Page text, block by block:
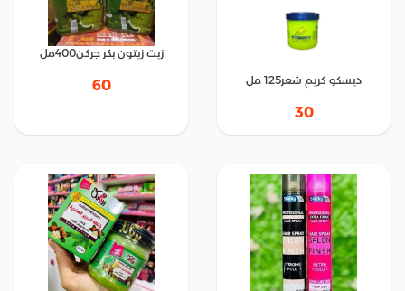
ديسكو كريم شعر125 مل
30
زيت زيتون بكر جركن400مل
60